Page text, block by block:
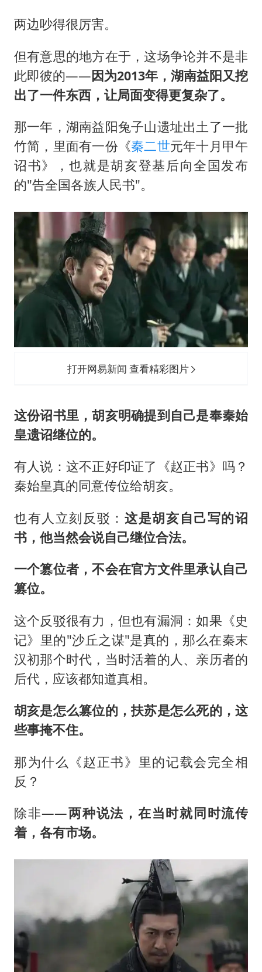
两边吵得很厉害。
但有意思的地方在于，这场争论并不是非
此即彼的——因为2013年，湖南益阳又挖
出了一件东西，让局面变得更复杂了。
那一年，湖南益阳兔子山遗址出土了一批
竹简，里面有一份《秦二世元年十月甲午
诏书》，也就是胡亥登基后向全国发布
的"告全国各族人民书"。
打开网易新闻 查看精彩图片
这份诏书里，胡亥明确提到自己是奉秦始
皇遗诏继位的。
有人说：这不正好印证了《赵正书》吗？
秦始皇真的同意传位给胡亥。
也有人立刻反驳： 这是胡亥自己写的诏
书，他当然会说自己继位合法。
一个篡位者，不会在官方文件里承认自己
篡位。
这个反驳很有力，但也有漏洞：如果《史
记》里的"沙丘之谋"是真的，那么在秦末
汉初那个时代，当时活着的人、亲历者的
后代，应该都知道真相。
胡亥是怎么篡位的，扶苏是怎么死的，这
些事掩不住。
那为什么《赵正书》里的记载会完全相
反？
除非——两种说法，在当时就同时流传
着，各有市场。